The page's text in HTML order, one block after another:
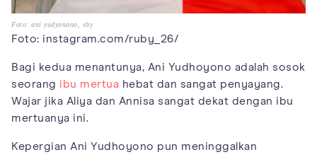
Foto: ani yudyonono, sby
Foto: instagram.com/ruby_26/
Bagi kedua menantunya, Ani Yudhoyono adalah sosok
seorang ibu mertua hebat dan sangat penyayang.
Wajar jika Aliya dan Annisa sangat dekat dengan ibu
mertuanya ini.
Kepergian Ani Yudhoyono pun meninggalkan